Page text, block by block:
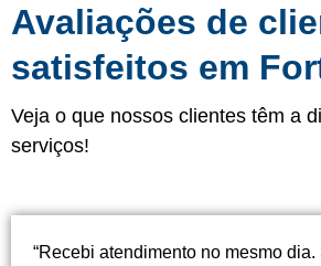
Avaliações de
satisfeitos em
Veja o que nossos clientes têm a
serviços!
“Recebi atendimento no mesmo